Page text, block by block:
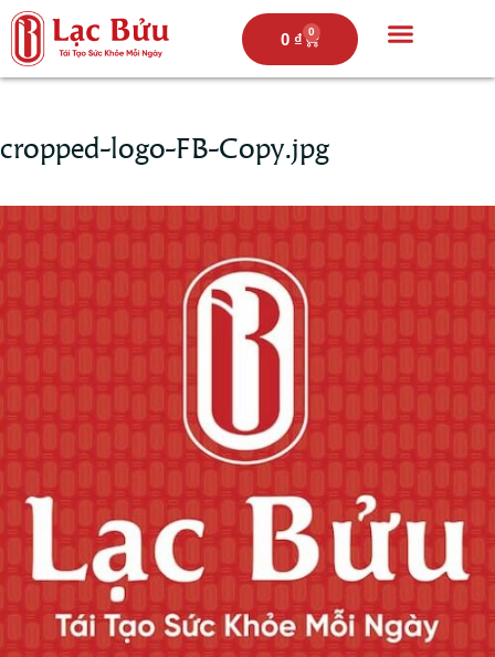
0 ₫ 0
cropped-logo-FB-Copy.jpg